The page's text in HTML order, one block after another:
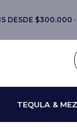
DESDE $300.000
TEQULA &